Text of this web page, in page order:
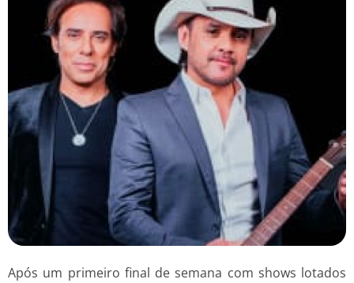
Após um primeiro final de semana com shows lotados